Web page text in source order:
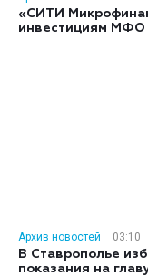
«СИТИ
инвестициям МФО
Архив новостей
03:10
В Ставрополье
показания на